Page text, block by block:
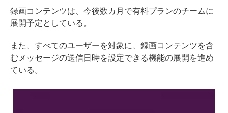
録画コンテンツは、今後数カ月で有料プランのチームに
展開予定としている。
また、すべてのユーザーを対象に、録画コンテンツを含
むメッセージの送信日時を設定できる機能の展開を進め
ている。